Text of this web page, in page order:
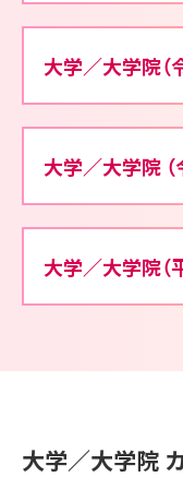
大学／大学院（
大学／大学院
大学／大学院（
大学／大学院